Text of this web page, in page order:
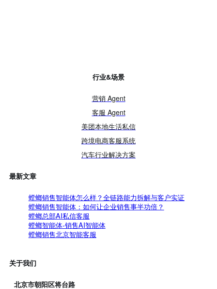
行业&场景
营销 Agent
客服 Agent
美团本地生活私信
跨境电商客服系统
汽车行业解决方案
最新文章
螳螂销售智能体怎么样？全链路能力拆解与客户实证
螳螂销售智能体：如何让企业销售事半功倍？
螳螂总部AI私信客服
螳螂智能体-销售AI智能体
螳螂销售北京智能客服
关于我们
北京市朝阳区将台路